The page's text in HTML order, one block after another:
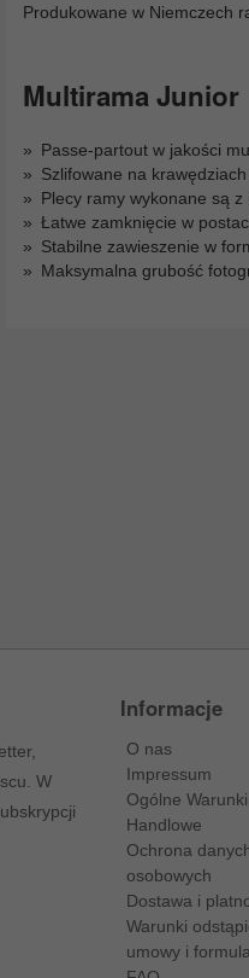
Produkowane w Niemczech
Multirama Junior
Passe-partout w jakości
Szlifowane na krawędziach
Plecy ramy wykonane są z
Łatwe zamknięcie w
Stabilne zawieszenie w
Maksymalna grubość
W
Informacje
O nas
Impressum
Ogólne Warunki
Handlowe
Ochrona
osobowych
Dostawa i
Warunki
umowy i